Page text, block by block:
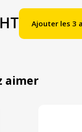
HT Ajouter les 3
aimer